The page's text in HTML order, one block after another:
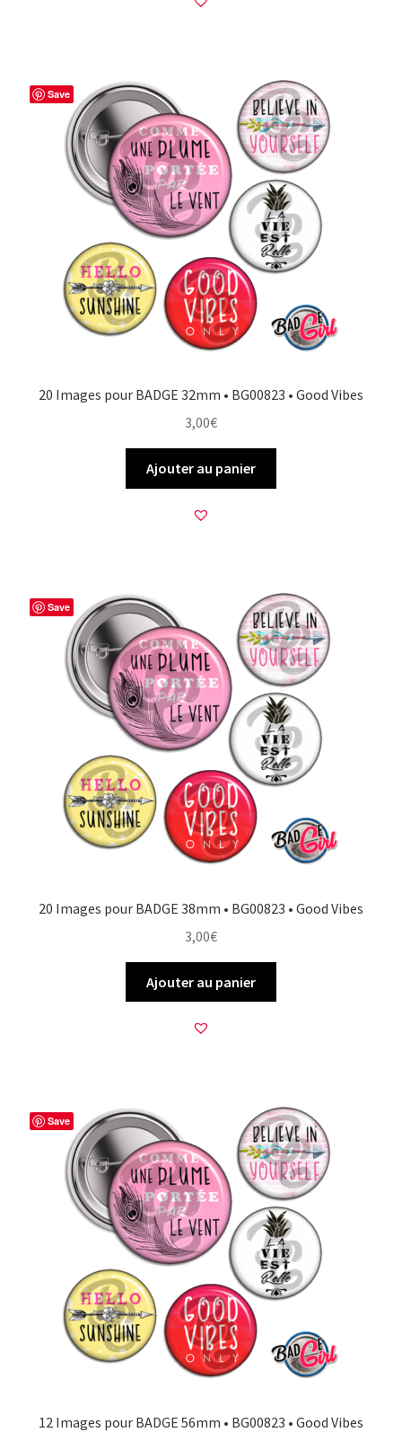
Save
20 Images pour BADGE 32mm • BG00823 • Good Vibes
3,00€
Ajouter au panier
Save
20 Images pour BADGE 38mm • BG00823 • Good Vibes
3,00€
Ajouter au panier
Save
12 Images pour BADGE 56mm • BG00823 • Good Vibes